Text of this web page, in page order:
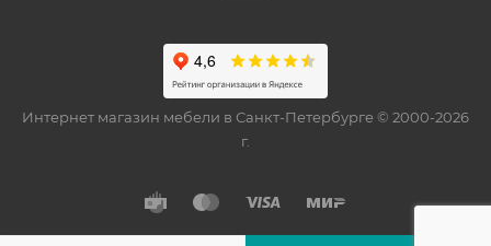
Интернет магазин мебели в Санкт-Петербурге © 2000-2026
г.